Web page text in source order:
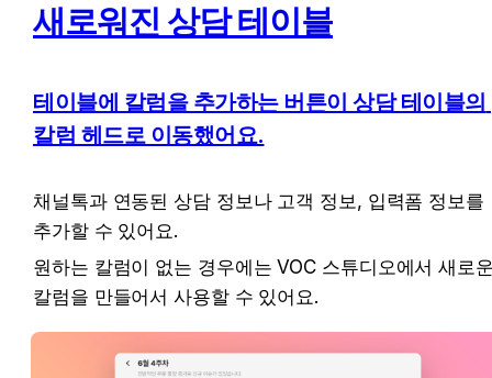
새로워진 상담 테이블
테이블에 칼럼을 추가하는 버튼이 상담 테이블의
칼럼 헤드로 이동했어요.
채널톡과 연동된 상담 정보나 고객 정보, 입력폼 정보를
추가할 수 있어요.
원하는 칼럼이 없는 경우에는 VOC 스튜디오에서 새로
칼럼을 만들어서 사용할 수 있어요.